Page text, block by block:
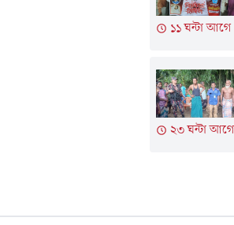
১১ ঘন্টা আগে
২৩ ঘন্টা আগে